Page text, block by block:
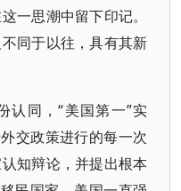
一思潮中留下印记。
同于以往，具有其新
认同，“美国第一”实
交政策进行的每一次
知辩论，并提出根本